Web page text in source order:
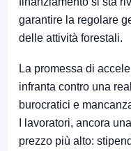
garantire la regolare
delle attività forestali.
La promessa di
infranta contro una
burocratici e
I lavoratori, ancora
prezzo più alto: